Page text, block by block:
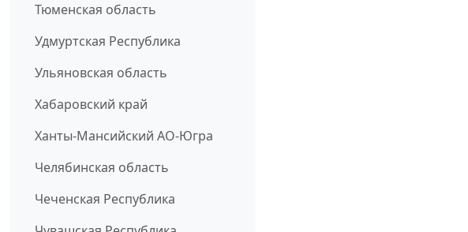
Тюменская область
Удмуртская Республика
Ульяновская область
Хабаровский край
Ханты-Мансийский АО-Югра
Челябинская область
Чеченская Республика